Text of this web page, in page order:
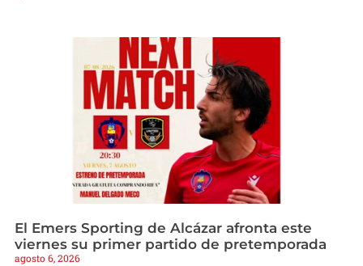
El Emers Sporting de Alcázar afronta este
viernes su primer partido de pretemporada
agosto 6, 2026